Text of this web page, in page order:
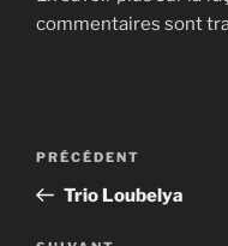
commentaires sont
Navigation
de
l’article
Article
précédent
PRÉCÉDENT
Trio Loubelya